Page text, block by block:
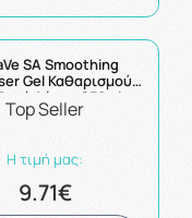
SA Smoothing
Gel Καθαρισμού
Ξηρό Δέρμα 236ml
Top Seller
Η τιμή μας:
9.71€